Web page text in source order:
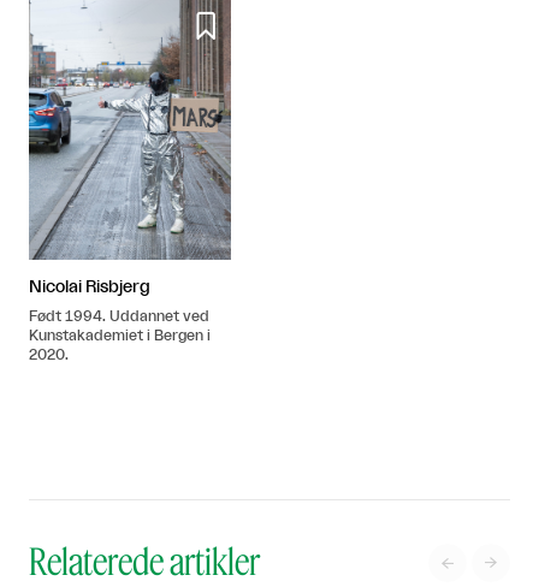

Nicolai Risbjerg
Født 1994. Uddannet ved
Kunstakademiet i Bergen i
2020.
Relaterede artikler  